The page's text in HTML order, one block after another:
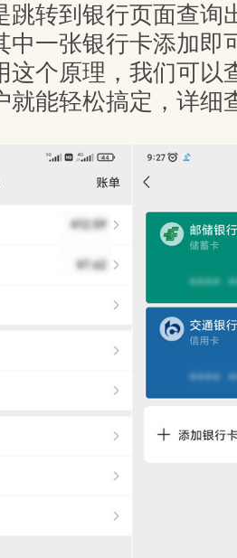
跳转到银行页面查询
中一张银行卡添加即
这个原理，我们可以
就能轻松搞定，详细